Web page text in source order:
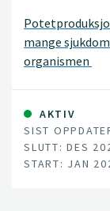
mange
organismen
AKTIV
SIST
SLUTT: DES
START: JAN